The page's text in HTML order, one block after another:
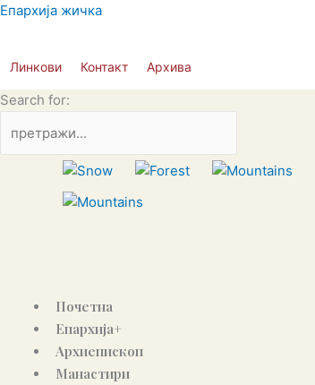
Skip
Епархија жичка
Линкови Контакт Архива
Search for:
Почетна
Епархија+
Архиепископ
Манастири